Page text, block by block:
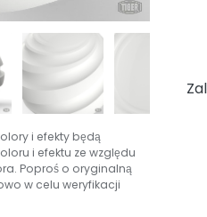
i efekty będą
i efektu ze względu
Poproś o oryginalną
w celu weryfikacji